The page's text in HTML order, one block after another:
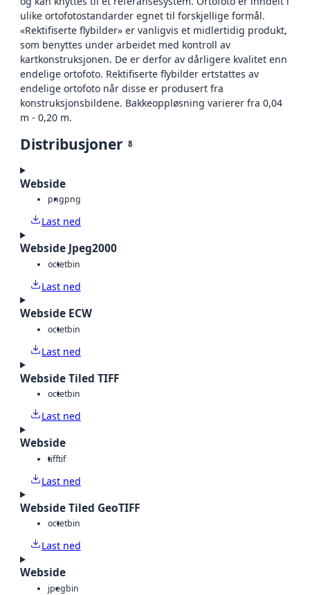
ulike ortofotostandarder egnet til forskjellige formål.
«Rektifiserte flybilder» er vanligvis et midlertidig produkt,
som benyttes under arbeidet med kontroll av
kartkonstruksjonen. De er derfor av dårligere kvalitet enn
endelige ortofoto. Rektifiserte flybilder ertstattes av
endelige ortofoto når disse er produsert fra
konstruksjonsbildene. Bakkeoppløsning varierer fra 0,04
m - 0,20 m.
Distribusjoner 8
Webside
pngpng
Last ned
Webside Jpeg2000
octetbin
Last ned
Webside ECW
octetbin
Last ned
Webside Tiled TIFF
octetbin
Last ned
Webside
tifftif
Last ned
Webside Tiled GeoTIFF
octetbin
Last ned
Webside
jpegbin